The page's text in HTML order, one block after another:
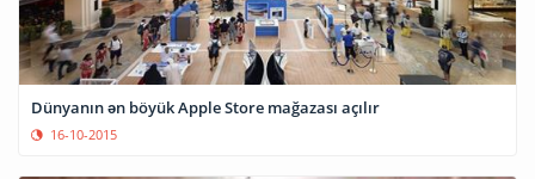
Dünyanın ən böyük Apple Store mağazası açılır
16-10-2015